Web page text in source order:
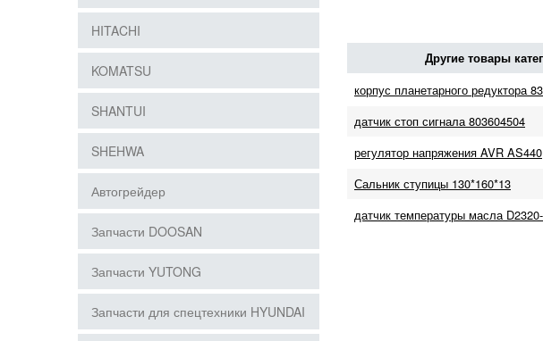
Другие товары
корпус планетарного редуктора
датчик стоп сигнала 803604504
регулятор напряжения AVR AS440
Сальник ступицы 130*160*13
датчик температуры масла
HITACHI
KOMATSU
SHANTUI
SHEHWA
Автогрейдер
Запчасти DOOSAN
Запчасти YUTONG
Запчасти для спецтехники HYUNDAI